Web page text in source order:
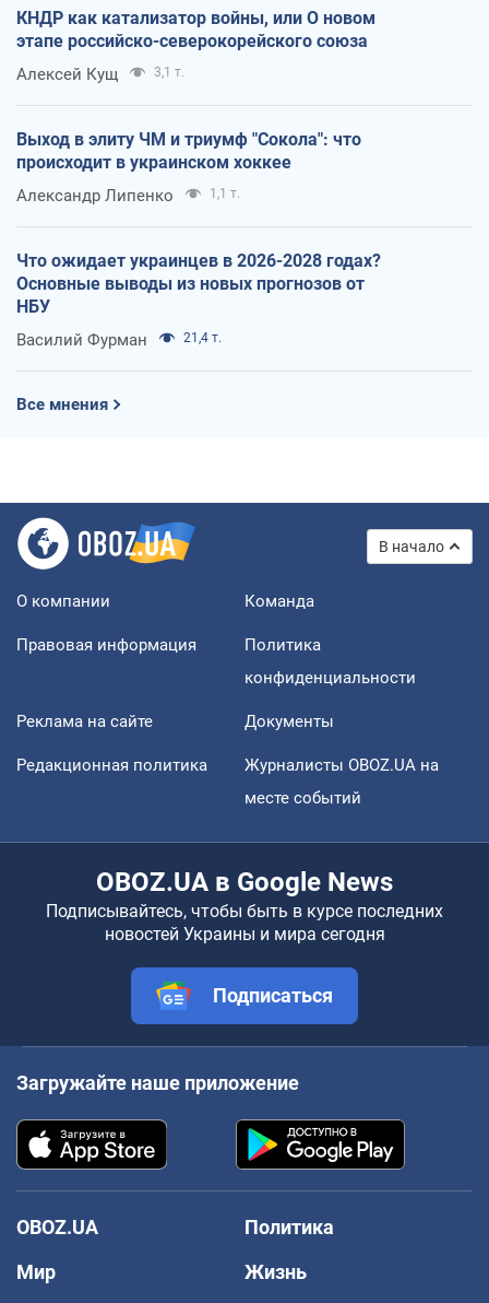
КНДР как катализатор войны, или О новом
этапе российско-северокорейского союза
Алексей Кущ 3,1 т.
Выход в элиту ЧМ и триумф "Сокола": что
происходит в украинском хоккее
Александр Липенко 1,1 т.
Что ожидает украинцев в 2026-2028 годах?
Основные выводы из новых прогнозов от
НБУ
Василий Фурман 21,4 т.
Все мнения
В начало
О компании Команда
Правовая информация
Политика
конфиденциальности
Реклама на сайте Документы
Редакционная политика
Журналисты OBOZ.UA на
месте событий
OBOZ.UA в Google News
Подписывайтесь, чтобы быть в курсе последних
новостей Украины и мира сегодня
Подписаться
Загружайте наше приложение
OBOZ.UA
Политика
Мир
Жизнь